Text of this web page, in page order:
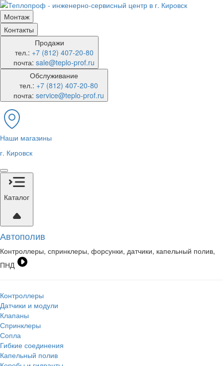
Монтаж
Контакты
Продажи
тел.: +7 (812) 407-20-80
почта: sale@teplo-prof.ru
Обслуживание
тел.: +7 (812) 407-20-80
почта: service@teplo-prof.ru
Наши магазины
г. Кировск
Каталог
Автополив
Контроллеры, спринклеры, форсунки, датчики, капельный полив,
ПНД
Контроллеры
Датчики и модули
Клапаны
Спринклеры
Сопла
Гибкие соединения
Капельный полив